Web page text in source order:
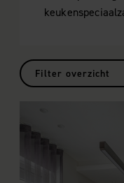
Filter overzicht